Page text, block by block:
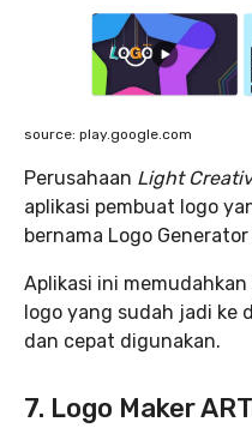
source: play.google.com
Perusahaan Light
aplikasi pembuat logo
bernama Logo
Aplikasi ini
logo yang sudah jadi ke
dan cepat digunakan.
7. Logo Maker